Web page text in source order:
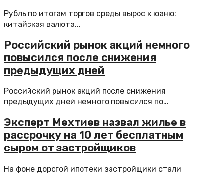
Рубль по итогам торгов среды вырос к юаню:
китайская валюта...
Российский рынок акций немного
повысился после снижения
предыдущих дней
Российский рынок акций после снижения
предыдущих дней немного повысился по...
Эксперт Мехтиев назвал жилье в
рассрочку на 10 лет бесплатным
сыром от застройщиков
На фоне дорогой ипотеки застройщики стали